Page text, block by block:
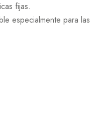
fijas.
especialmente para las